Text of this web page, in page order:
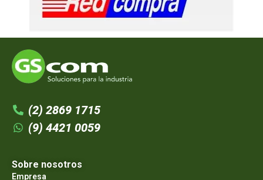
(2) 2869 1715
(9) 4421 0059
Sobre nosotros
Empresa